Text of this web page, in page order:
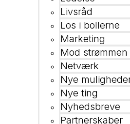
Livsråd
Los i bollerne
Marketing
Mod strømmen
Netværk
Nye
Nye ting
Nyhedsbreve
Partnerskaber